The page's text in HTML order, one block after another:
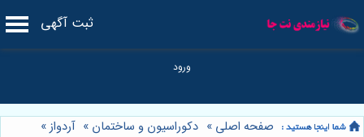
ثبت آگهی
صفحه اصلی » دکوراسیون و ساختمان » آردواز»